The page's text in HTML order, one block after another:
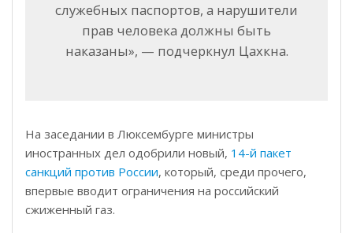
служебных паспортов, а нарушители
прав человека должны быть
наказаны», — подчеркнул Цахкна.
На заседании в Люксембурге министры
иностранных дел одобрили новый, 14-й пакет
санкций против России, который, среди прочего,
впервые вводит ограничения на российский
сжиженный газ.